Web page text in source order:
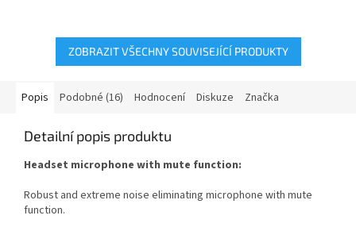
ZOBRAZIT VŠECHNY SOUVISEJÍCÍ PRODUKTY
Popis Podobné (16) Hodnocení Diskuze Značka
Detailní popis produktu
Headset microphone with mute function:
Robust and extreme noise eliminating microphone with mute
function.